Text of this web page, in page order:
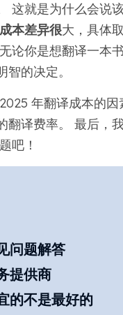
这就是为什么会说
本差异很大，具体
论你是想翻译一本
的决定。
年翻译成本的
翻译费率。 最后，
吧！
问题解答
提供商
的不是最好的